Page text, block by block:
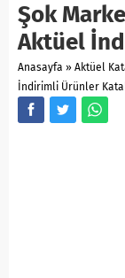
Şok
Aktüel
Anasayfa » Aktüel
İndirimli Ürünler